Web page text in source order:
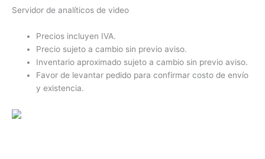
Servidor de analíticos de video
Precios incluyen IVA.
Precio sujeto a cambio sin previo aviso.
Inventario aproximado sujeto a cambio sin previo aviso.
Favor de levantar pedido para confirmar costo de envío
y existencia.